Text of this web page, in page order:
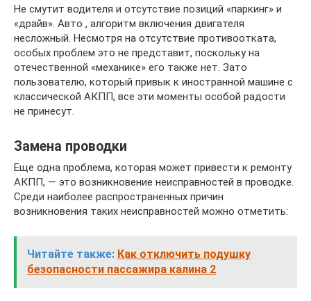
Не смутит водителя и отсутствие позиций «паркинг» и
«драйв». Авто , алгоритм включения двигателя
несложный. Несмотря на отсутствие противоотката,
особых проблем это не представит, поскольку на
отечественной «механике» его также нет. Зато
пользователю, который привык к иностранной машине с
классической АКПП, все эти моменты особой радости
не принесут.
Замена проводки
Еще одна проблема, которая может привести к ремонту
АКПП, — это возникновение неисправностей в проводке.
Среди наиболее распространенных причин
возникновения таких неисправностей можно отметить:
Читайте также: Как отключить подушку
безопасности пассажира калина 2